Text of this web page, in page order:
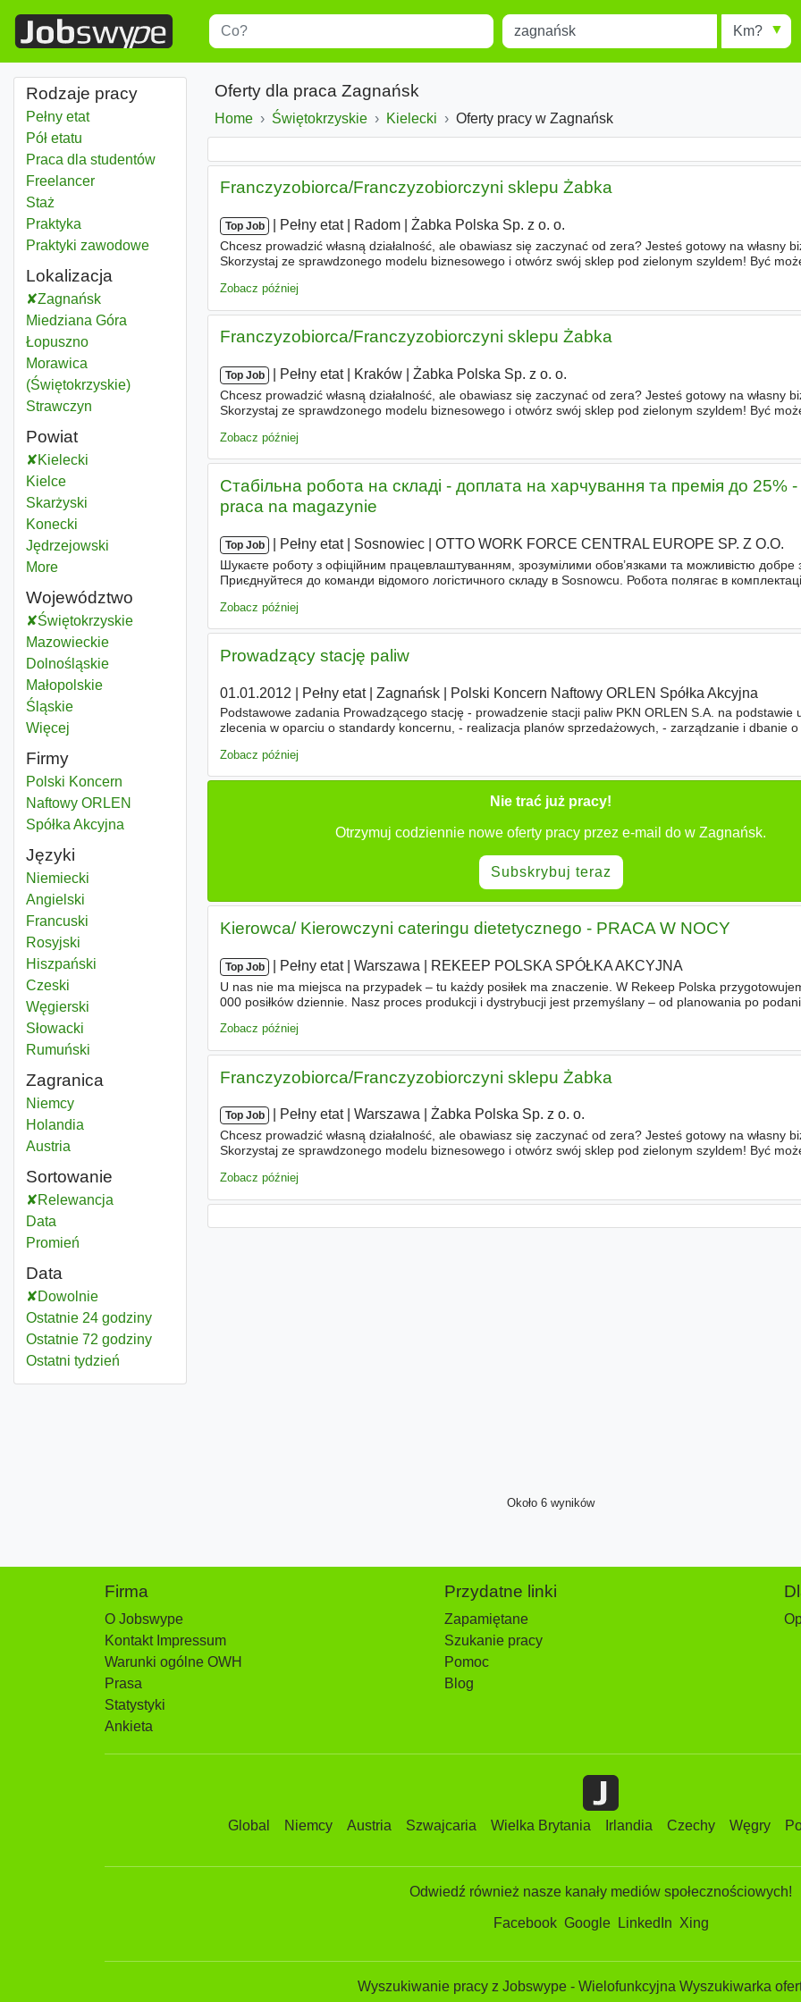
Title Miejscowość Radius
Rodzaje pracy
Pełny etat
Pół etatu
Praca dla studentów
Freelancer
Staż
Praktyka
Praktyki zawodowe
Lokalizacja
Zagnańsk
Miedziana Góra
Łopuszno
Morawica
(Świętokrzyskie)
Strawczyn
Powiat
Kielecki
KielcePowiat
Skarżyski
Konecki
Jędrzejowski
Moredistricts
Województwo
ŚwiętokrzyskieWojewództwo
MazowieckieWojewództwo
DolnośląskieWojewództwo
MałopolskieWojewództwo
ŚląskieWojewództwo
Więcej
Firmy
Polski Koncern
Naftowy ORLEN
Spółka Akcyjna
Języki
Niemiecki
Angielski
Francuski
Rosyjski
Hiszpański
Czeski
Węgierski
Słowacki
Rumuński
Zagranica
Niemcy
Holandia
Austria
Sortowanie
Relewancja
Data
Promień
Data
Dowolnie
Ostatnie 24 godziny
Ostatnie 72 godziny
Ostatni tydzień
Oferty dla praca Zagnańsk
Home Świętokrzyskie Województwo
Kielecki Powiat
Oferty pracy w Zagnańsk
Franczyzobiorca/Franczyzobiorczyni sklepu Żabka
Top Job Pełny etat| Radom Żabka Polska Sp. z o. o.
Chcesz prowadzić własną działalność, ale obawiasz się zaczynać od zera? Jesteś gotowy na własny
Skorzystaj ze sprawdzonego modelu biznesowego i otwórz swój sklep pod zielonym szyldem! Być
Zobacz później
Franczyzobiorca/Franczyzobiorczyni sklepu Żabka
Top Job Pełny etat| Kraków Żabka Polska Sp. z o. o.
Chcesz prowadzić własną działalność, ale obawiasz się zaczynać od zera? Jesteś gotowy na własny
Skorzystaj ze sprawdzonego modelu biznesowego i otwórz swój sklep pod zielonym szyldem! Być
Zobacz później
Стабільна робота на складі - доплата на харчування та премія до 25%
praca na magazynie
Top Job Pełny etat| Sosnowiec OTTO WORK FORCE CENTRAL EUROPE SP. Z O.O.
Шукаєте роботу з офіційним працевлаштуванням, зрозумілими обов’язками та можливістю добре
Приєднуйтеся до команди відомого логістичного складу в Sosnowcu. Робота полягає в
Zobacz później
Prowadzący stację paliw
01.01.2012 Pełny etat| Zagnańsk| Polski Koncern Naftowy ORLEN Spółka Akcyjna
Podstawowe zadania Prowadzącego stację - prowadzenie stacji paliw PKN ORLEN S.A. na podstawie
zlecenia w oparciu o standardy koncernu, - realizacja planów sprzedażowych, - zarządzanie i dbanie o
Zobacz później
Nie trać już pracy!
Otrzymuj codziennie nowe oferty pracy przez e-mail do w Zagnańsk.
Subskrybuj teraz
Kierowca/ Kierowczyni cateringu dietetycznego - PRACA W NOCY
Top Job Pełny etat| Warszawa REKEEP POLSKA SPÓŁKA AKCYJNA
U nas nie ma miejsca na przypadek – tu każdy posiłek ma znaczenie. W Rekeep Polska
000 posiłków dziennie. Nasz proces produkcji i dystrybucji jest przemyślany – od planowania po
Zobacz później
Franczyzobiorca/Franczyzobiorczyni sklepu Żabka
Top Job Pełny etat| Warszawa Żabka Polska Sp. z o. o.
Chcesz prowadzić własną działalność, ale obawiasz się zaczynać od zera? Jesteś gotowy na własny
Skorzystaj ze sprawdzonego modelu biznesowego i otwórz swój sklep pod zielonym szyldem! Być
Zobacz później
Około 6 wyników
Firma
O Jobswype
Kontakt Impressum
Warunki ogólne OWH
Prasa
Statystyki
Ankieta
Przydatne linki
Zapamiętane
Szukanie pracy
Pomoc
Blog
Global Niemcy Austria Szwajcaria Wielka Brytania Irlandia Czechy Węgry
Odwiedź również nasze kanały mediów społecznościowych!
Facebook Google LinkedIn Xing
Wyszukiwanie pracy z Jobswype - Wielofunkcyjna Wyszukiwarka